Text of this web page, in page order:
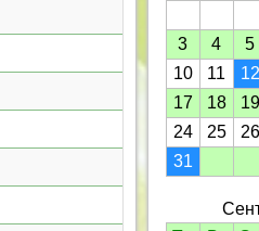
3
4 5
10
11 12
17
18 19
24
25 26
31